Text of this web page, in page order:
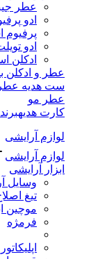
عطر
ادو
پرفیوم
ادو
ادکلن
عطر و ادکلن
ست هدیه عطر
عطر مو
کارت هدیه
لوازم آرایشی
لوازم آرایشی
ابزار آرایشی
وسایل
تیغ
موچین
فرمژه